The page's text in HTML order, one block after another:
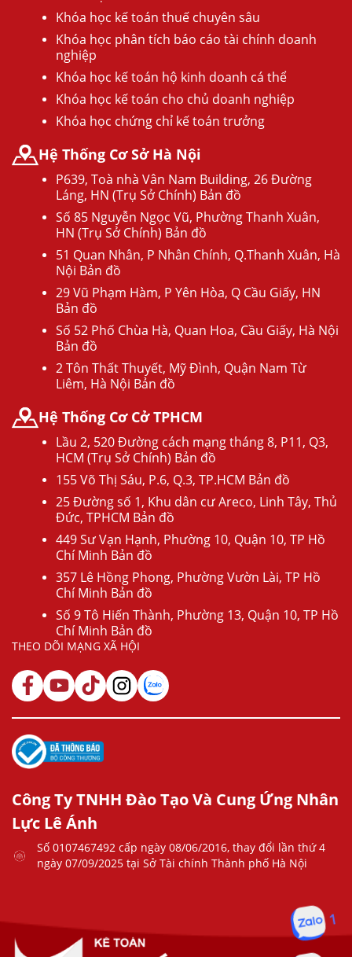
Khóa học kế toán thuế chuyên sâu
Khóa học phân tích báo cáo tài chính doanh
nghiệp
Khóa học kế toán hộ kinh doanh cá thể
Khóa học kế toán cho chủ doanh nghiệp
Khóa học chứng chỉ kế toán trưởng
Hệ Thống Cơ Sở Hà Nội
P639, Toà nhà Vân Nam Building, 26 Đường
Láng, HN (Trụ Sở Chính) Bản đồ
Số 85 Nguyễn Ngọc Vũ, Phường Thanh Xuân,
HN (Trụ Sở Chính) Bản đồ
51 Quan Nhân, P Nhân Chính, Q.Thanh Xuân, Hà
Nội Bản đồ
29 Vũ Phạm Hàm, P Yên Hòa, Q Cầu Giấy, HN
Bản đồ
Số 52 Phố Chùa Hà, Quan Hoa, Cầu Giấy, Hà Nội
Bản đồ
2 Tôn Thất Thuyết, Mỹ Đình, Quận Nam Từ
Liêm, Hà Nội Bản đồ
Hệ Thống Cơ Cở TPHCM
Lầu 2, 520 Đường cách mạng tháng 8, P11, Q3,
HCM (Trụ Sở Chính) Bản đồ
155 Võ Thị Sáu, P.6, Q.3, TP.HCM Bản đồ
25 Đường số 1, Khu dân cư Areco, Linh Tây, Thủ
Đức, TPHCM Bản đồ
449 Sư Vạn Hạnh, Phường 10, Quận 10, TP Hồ
Chí Minh Bản đồ
357 Lê Hồng Phong, Phường Vườn Lài, TP Hồ
Chí Minh Bản đồ
Số 9 Tô Hiến Thành, Phường 13, Quận 10, TP Hồ
Chí Minh Bản đồ
THEO DÕI MẠNG XÃ HỘI
Công Ty TNHH Đào Tạo Và Cung Ứng Nhân
Lực Lê Ánh
Số 0107467492 cấp ngày 08/06/2016, thay đổi lần thứ 4
ngày 07/09/2025 tại Sở Tài chính Thành phố Hà Nội
1